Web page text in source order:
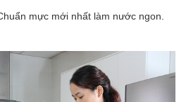
mực mới nhất làm nước ngon.